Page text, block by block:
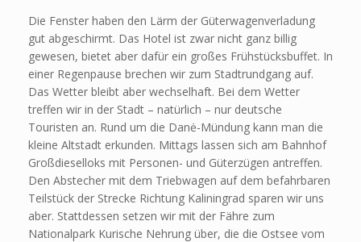
Die Fenster haben den Lärm der Güterwagenverladung
gut abgeschirmt. Das Hotel ist zwar nicht ganz billig
gewesen, bietet aber dafür ein großes Frühstücksbuffet. In
einer Regenpause brechen wir zum Stadtrundgang auf.
Das Wetter bleibt aber wechselhaft. Bei dem Wetter
treffen wir in der Stadt – natürlich – nur deutsche
Touristen an. Rund um die Danė-Mündung kann man die
kleine Altstadt erkunden. Mittags lassen sich am Bahnhof
Großdieselloks mit Personen- und Güterzügen antreffen.
Den Abstecher mit dem Triebwagen auf dem befahrbaren
Teilstück der Strecke Richtung Kaliningrad sparen wir uns
aber. Stattdessen setzen wir mit der Fähre zum
Nationalpark Kurische Nehrung über, die die Ostsee vom